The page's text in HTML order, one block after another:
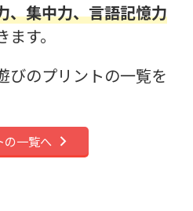
、集中力、言語記憶力
す。
びのプリントの一覧を
の一覧へ